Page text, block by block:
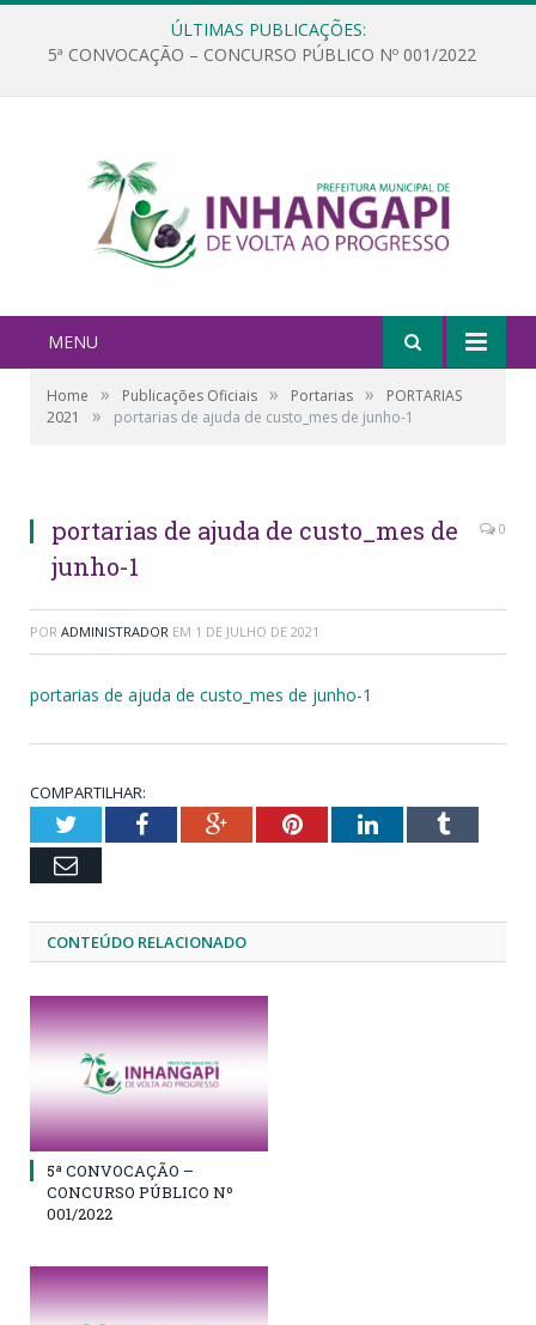
ÚLTIMAS PUBLICAÇÕES:
5ª CONVOCAÇÃO – CONCURSO PÚBLICO Nº 001/2022
MENU
Home » Publicações Oficiais » Portarias »
PORTARIAS
2021
» portarias de ajuda de custo_mes de junho-1
portarias de ajuda de custo_mes de
junho-1
0
POR ADMINISTRADOR EM 1 DE JULHO DE 2021
portarias de ajuda de custo_mes de junho-1
COMPARTILHAR:
TwitterFacebookGoogle+PinterestLinkedInTumblr
Email
CONTEÚDO RELACIONADO
5ª CONVOCAÇÃO –
CONCURSO PÚBLICO Nº
001/2022